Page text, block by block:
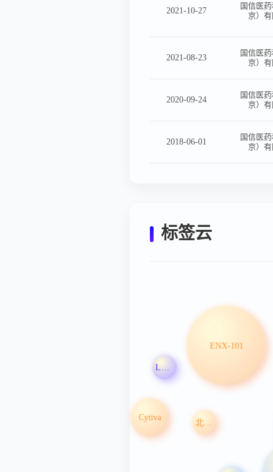
2021-10-27
国信医
京）
2021-08-23
国信医
京）
2020-09-24
国信医
京）
2018-06-01
国信医
京）
标签云
Cytiva
ENX-101
北京高博博仁医院有限公司